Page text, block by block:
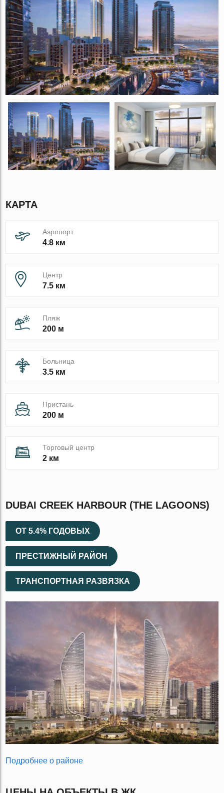
КАРТА
Аэропорт
4.8 км
Центр
7.5 км
Пляж
200 м
Больница
3.5 км
Пристань
200 м
Торговый центр
2 км
DUBAI CREEK HARBOUR (THE LAGOONS)
ОТ 5.4% ГОДОВЫХ
ПРЕСТИЖНЫЙ РАЙОН
ТРАНСПОРТНАЯ РАЗВЯЗКА
Подробнее о районе